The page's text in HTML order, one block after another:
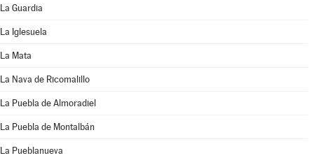
La Guardia
La Iglesuela
La Mata
La Nava de Ricomalillo
La Puebla de Almoradiel
La Puebla de Montalbán
La Pueblanueva